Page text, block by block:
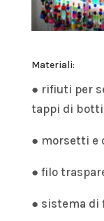
Materiali:
● rifiuti per
tappi di
● morsetti e
● filo
● sistema di